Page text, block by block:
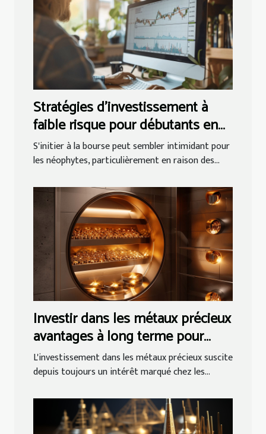
Stratégies d'investissement à
faible risque pour débutants en
bourse
S'initier à la bourse peut sembler intimidant pour
les néophytes, particulièrement en raison des...
Investir dans les métaux précieux
avantages à long terme pour
votre portefeuille
L'investissement dans les métaux précieux suscite
depuis toujours un intérêt marqué chez les...